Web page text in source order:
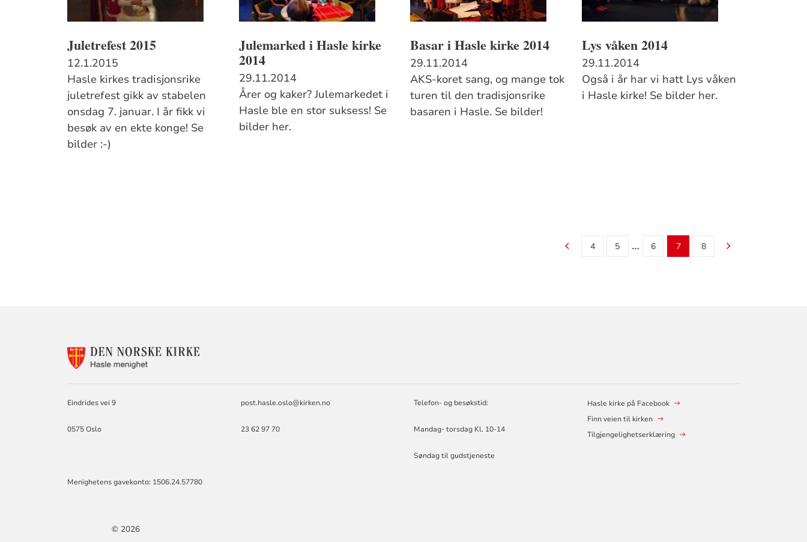
Juletrefest 2015
12.1.2015
Hasle kirkes tradisjonsrike
juletrefest gikk av stabelen
onsdag 7. januar. I år fikk vi
besøk av en ekte konge! Se
bilder :-)
Julemarked i Hasle kirke
2014
29.11.2014
Årer og kaker? Julemarkedet i
Hasle ble en stor suksess! Se
bilder her.
Basar i Hasle kirke 2014
29.11.2014
AKS-koret sang, og mange tok
turen til den tradisjonsrike
basaren i Hasle. Se bilder!
Lys våken 2014
29.11.2014
Også i år har vi hatt Lys våken
i Hasle kirke! Se bilder her.
4 5 … 6 7 8
KONTAKTINFORMASJON
Eindrides vei 9
0575 Oslo
Menighetens gavekonto: 1506.24.57780
post.hasle.oslo@kirken.no
23 62 97 70
Telefon- og besøkstid:
Mandag- torsdag Kl. 10-14
Søndag til gudstjeneste
Hasle kirke på Facebook
Finn veien til kirken
Tilgjengelighetserklæring
© 2026